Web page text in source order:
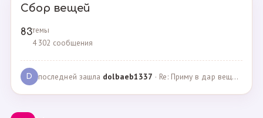
Сбор вещей
83темы
4 302 сообщения
D последней зашла dolbaeb1337 · Re: Приму в дар вещи на новорождённую девочку · 13.12.2024